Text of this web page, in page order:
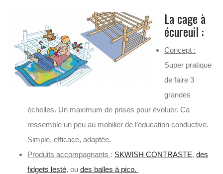
La cage à
écureuil :
Concept :
Super pratique
de faire 3
grandes
échelles. Un maximum de prises pour évoluer. Ca
ressemble un peu au mobilier de l’éducation conductive.
Simple, efficace, adaptée.
Produits accompagnants : SKWISH CONTRASTE, des
fidgets lesté, ou des balles à pico.